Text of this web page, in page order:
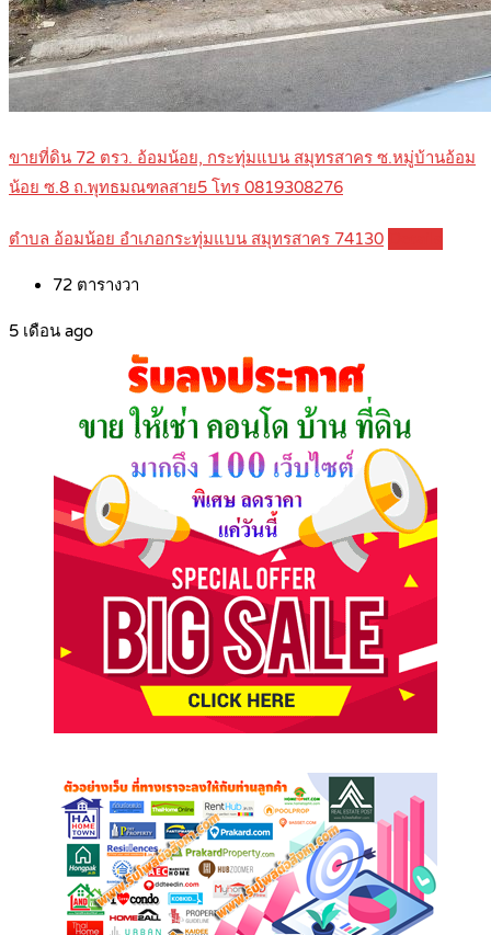
ขายที่ดิน 72 ตรว. อ้อมน้อย, กระทุ่มแบน สมุทรสาคร ซ.หมู่บ้านอ้อม
น้อย ซ.8 ถ.พุทธมณฑลสาย5 โทร 0819308276
ตำบล อ้อมน้อย อำเภอกระทุ่มแบน สมุทรสาคร 74130
72 ตารางวา
5 เดือน ago